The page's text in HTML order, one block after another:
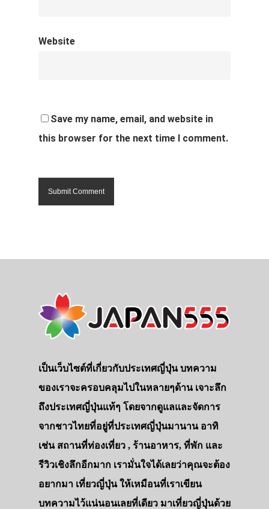
Website
Save my name, email, and website in
this browser for the next time I comment.
เป็นเว็บไซต์ที่เกี่ยวกับประเทศญี่ปุ่น บทความ
ของเราจะครอบคลุมไปในหลายๆด้าน เจาะลึก
ถึงประเทศญี่ปุ่นแท้ๆ โดยจากดูแลและจัดการ
จากชาวไทยที่อยู่ที่ประเทศญี่ปุ่นมานาน อาทิ
เช่น สถานที่ท่องเที่ยว , ร้านอาหาร, ที่พัก และ
รีวิวเชิงลึกอีกมาก เรามั่นใจได้เลยว่าคุณจะต้อง
อยากมา เที่ยวญี่ปุ่น ให้เหมือนที่เราเขียน
บทความไว้แน่นอนเลยที่เดียว มาเที่ยวญี่ปุ่นด้วย